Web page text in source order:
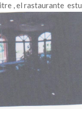
, el rastaurante estu